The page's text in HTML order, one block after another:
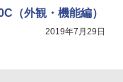
（外観・機能編）
2019年7月29日